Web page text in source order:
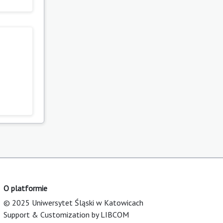
O platformie
© 2025 Uniwersytet Śląski w Katowicach
Support & Customization by LIBCOM